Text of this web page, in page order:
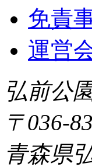
免責
運営
弘前公
〒036-
青森県